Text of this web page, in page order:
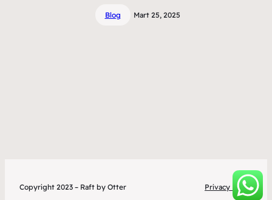
Blog Mart 25, 2025
Copyright 2023 – Raft by Otter Privacy Policy